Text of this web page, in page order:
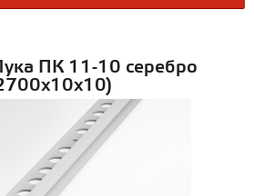
ПК 11-10 серебро